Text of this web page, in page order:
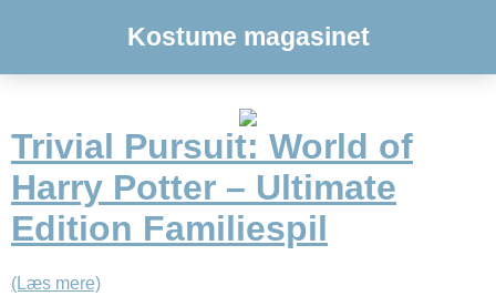
Kostume magasinet
Trivial Pursuit: World of
Harry Potter – Ultimate
Edition Familiespil
(Læs mere)